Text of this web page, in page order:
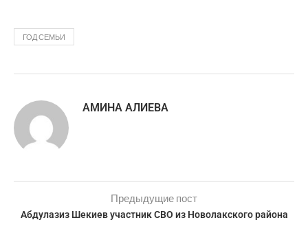
ГОД СЕМЬИ
АМИНА АЛИЕВА
Предыдущие пост
Абдулазиз Шекиев участник СВО из Новолакского района